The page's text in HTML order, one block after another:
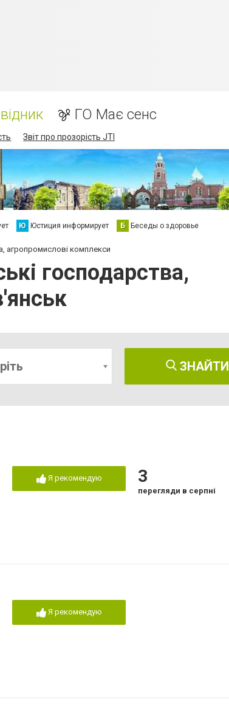
ГО Має сенс
Звіт про прозорість JTI
Ю Юстиция информирует Б Беседы о здоровье
агропромислові комплекси
господарства,
ЗНАЙТИ
Я рекомендую 3
перегляди в серпні
Я рекомендую